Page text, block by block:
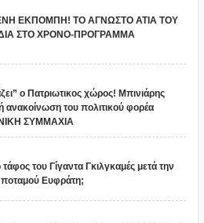
ΕΚΠΟΜΠΗ! ΤΟ ΑΓΝΩΣΤΟ ΑΤΙΑ ΤΟΥ
ΣΤΟ ΧΡΟΝΟ-ΠΡΟΓΡΑΜΜΑ
ο Πατριωτικος χώρος! Μπινιάρης
ανακοίνωση του πολιτικού φορέα
ΣΥΜΜΑΧΙΑ
του Γίγαντα Γκιλγκαμές μετά την
Ευφράτη;